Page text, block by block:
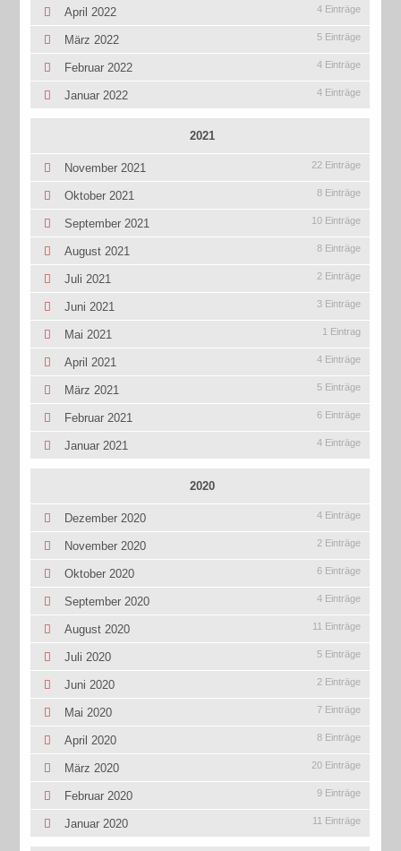
April 2022 4 Einträge
März 2022 5 Einträge
Februar 2022 4 Einträge
Januar 2022 4 Einträge
2021
November 2021 22 Einträge
Oktober 2021 8 Einträge
September 2021 10 Einträge
August 2021 8 Einträge
Juli 2021 2 Einträge
Juni 2021 3 Einträge
Mai 2021 1 Eintrag
April 2021 4 Einträge
März 2021 5 Einträge
Februar 2021 6 Einträge
Januar 2021 4 Einträge
2020
Dezember 2020 4 Einträge
November 2020 2 Einträge
Oktober 2020 6 Einträge
September 2020 4 Einträge
August 2020 11 Einträge
Juli 2020 5 Einträge
Juni 2020 2 Einträge
Mai 2020 7 Einträge
April 2020 8 Einträge
März 2020 20 Einträge
Februar 2020 9 Einträge
Januar 2020 11 Einträge